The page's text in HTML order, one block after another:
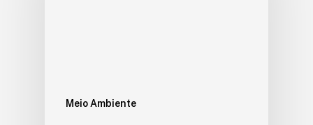
Meio Ambiente